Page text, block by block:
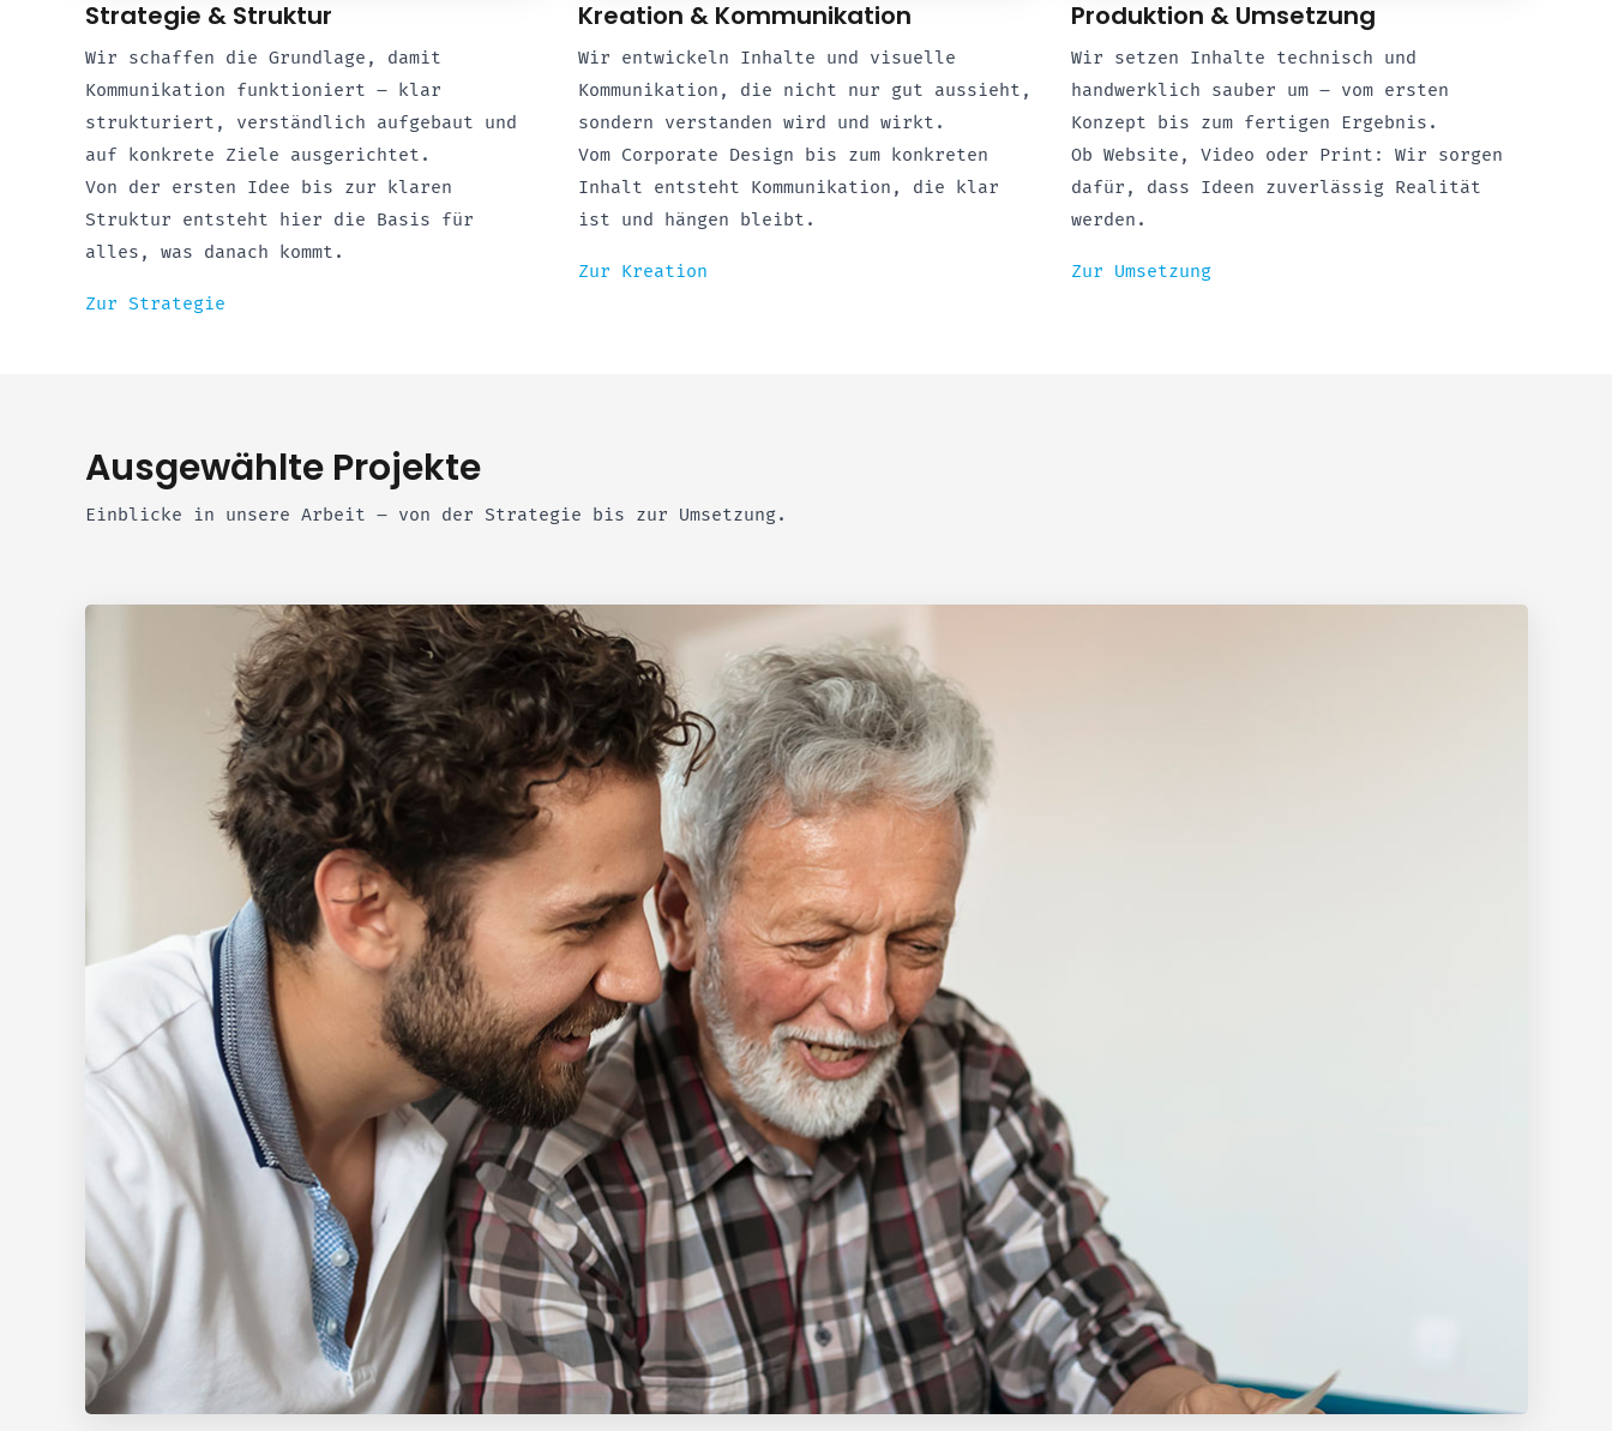
Strategie & Struktur
Wir schaffen die Grundlage, damit
Kommunikation funktioniert – klar
strukturiert, verständlich aufgebaut und
auf konkrete Ziele ausgerichtet.
Von der ersten Idee bis zur klaren
Struktur entsteht hier die Basis für
alles, was danach kommt.
Zur Strategie
Kreation & Kommunikation
Wir entwickeln Inhalte und visuelle
Kommunikation, die nicht nur gut aussieht,
sondern verstanden wird und wirkt.
Vom Corporate Design bis zum konkreten
Inhalt entsteht Kommunikation, die klar
ist und hängen bleibt.
Zur Kreation
Produktion & Umsetzung
Wir setzen Inhalte technisch und
handwerklich sauber um – vom ersten
Konzept bis zum fertigen Ergebnis.
Ob Website, Video oder Print: Wir sorgen
dafür, dass Ideen zuverlässig Realität
werden.
Zur Umsetzung
Ausgewählte Projekte
Einblicke in unsere Arbeit – von der Strategie bis zur Umsetzung.